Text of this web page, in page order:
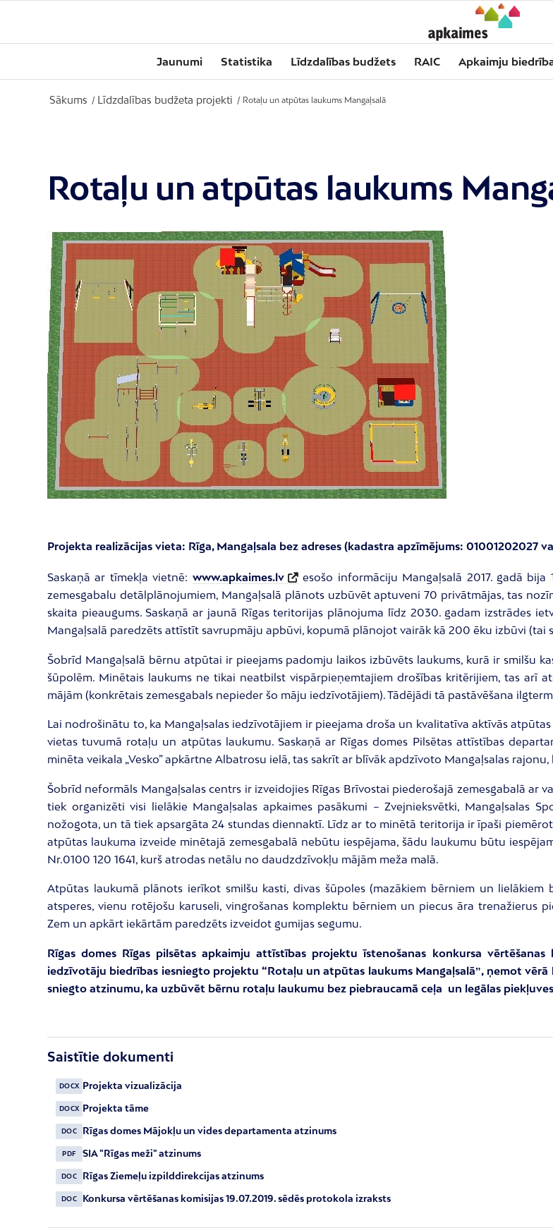
Jaunumi Statistika Līdzdalības budžets RAIC Apkaimju
Sākums / Līdzdalības budžeta projekti / Rotaļu un atpūtas laukums Mangaļsalā
Rotaļu un atpūtas laukums
Projekta realizācijas vieta: Rīga, Mangaļsala bez adreses (kadastra apzīmējums: 01001202027
Saskaņā ar tīmekļa vietnē: www.apkaimes.lv
esošo informāciju Mangaļsalā 2017. gadā bija
zemesgabalu detālplānojumiem, Mangaļsalā plānots uzbūvēt aptuveni 70 privātmājas, tas
skaita pieaugums. Saskaņā ar jaunā Rīgas teritorijas plānojuma līdz 2030. gadam izstrādes
Mangaļsalā paredzēts attīstīt savrupmāju apbūvi, kopumā plānojot vairāk kā 200 ēku izbūvi (tai
Šobrīd Mangaļsalā bērnu atpūtai ir pieejams padomju laikos izbūvēts laukums, kurā ir smilšu
šūpolēm. Minētais laukums ne tikai neatbilst vispārpieņemtajiem drošības kritērijiem, tas arī
mājām (konkrētais zemesgabals nepieder šo māju iedzīvotājiem). Tādējādi tā pastāvēšana
Lai nodrošinātu to, ka Mangaļsalas iedzīvotājiem ir pieejama droša un kvalitatīva aktīvās
vietas tuvumā rotaļu un atpūtas laukumu. Saskaņā ar Rīgas domes Pilsētas attīstības
minēta veikala „Vesko” apkārtne Albatrosu ielā, tas sakrīt ar blīvāk apdzīvoto Mangaļsalas
Šobrīd neformāls Mangaļsalas centrs ir izveidojies Rīgas Brīvostai piederošajā zemesgabalā ar
tiek organizēti visi lielākie Mangaļsalas apkaimes pasākumi – Zvejnieksvētki, Mangaļsalas
nožogota, un tā tiek apsargāta 24 stundas diennaktī. Līdz ar to minētā teritorija ir īpaši
atpūtas laukuma izveide minētajā zemesgabalā nebūtu iespējama, šādu laukumu būtu
Nr.0100 120 1641, kurš atrodas netālu no daudzdzīvokļu mājām meža malā.
Atpūtas laukumā plānots ierīkot smilšu kasti, divas šūpoles (mazākiem bērniem un
atsperes, vienu rotējošu karuseli, vingrošanas komplektu bērniem un piecus āra trenažierus
Zem un apkārt iekārtām paredzēts izveidot gumijas segumu.
Rīgas domes Rīgas pilsētas apkaimju attīstības projektu īstenošanas konkursa
iedzīvotāju biedrības iesniegto projektu “Rotaļu un atpūtas laukums Mangaļsalāˮ, ņemot vērā
sniegto atzinumu, ka uzbūvēt bērnu rotaļu laukumu bez piebraucamā ceļa un legālas
Saistītie dokumenti
DOCX Projekta vizualizācija
DOCX Projekta tāme
DOC Rīgas domes Mājokļu un vides departamenta atzinums
PDF SIA "Rīgas meži" atzinums
DOC Rīgas Ziemeļu izpilddirekcijas atzinums
DOC Konkursa vērtēšanas komisijas 19.07.2019. sēdēs protokola izraksts